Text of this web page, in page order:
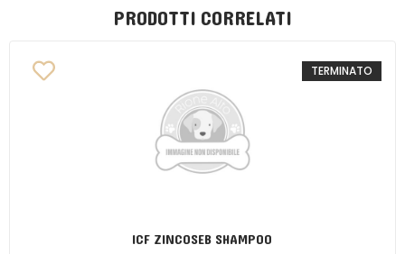
PRODOTTI CORRELATI
TERMINATO
ICF ZINCOSEB SHAMPOO